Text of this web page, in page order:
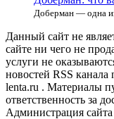
Доберман — одна
Данный сайт не
сайте ни чего не
услуги не
новостей RSS канала
lenta.ru . Материалы
ответственность за
Администрация сайта